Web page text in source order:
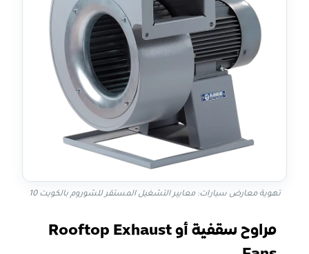
تهوية معارض سيارات: معايير التشغيل المستقر للشوروم بالكويت 10
مراوح سقفية أو Rooftop Exhaust